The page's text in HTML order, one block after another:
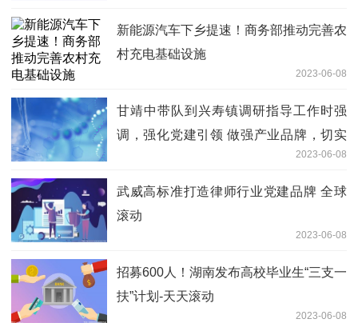
新能源汽车下乡提速！商务部推动完善农
村充电基础设施
2023-06-08
甘靖中带队到兴寿镇调研指导工作时强
调，强化党建引领 做强产业品牌，切实
推动文旅农融合一体化高质量发展|天天
即时看
2023-06-08
武威高标准打造律师行业党建品牌 全球
滚动
2023-06-08
招募600人！湖南发布高校毕业生“三支一
扶”计划-天天滚动
2023-06-08